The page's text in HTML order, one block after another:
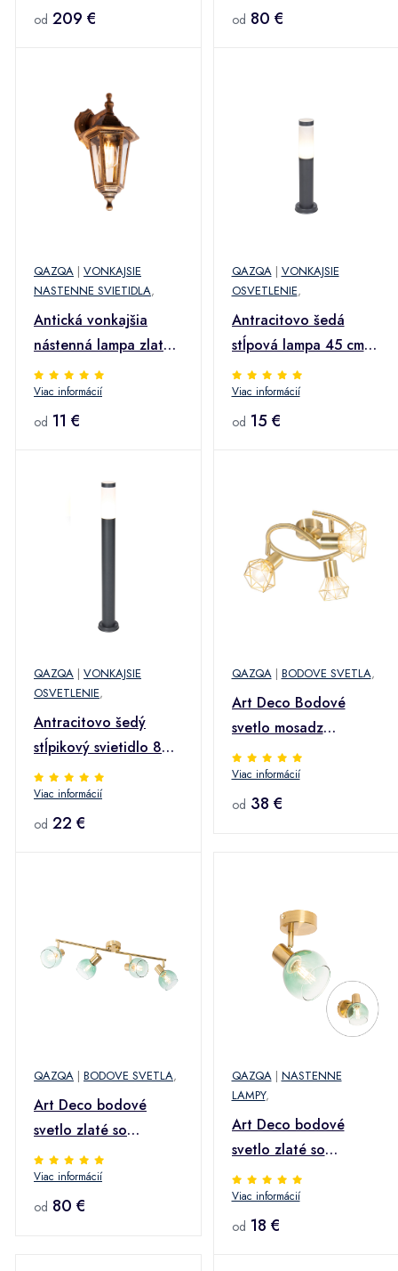
Jeana
od 209 € od 80 €
QAZQA | VONKAJSIE
NASTENNE SVIETIDLA,
Antická vonkajšia
nástenná lampa zlatá
IP44 - New Haven
Viac informácií
od 11 €
QAZQA| VONKAJSIE
OSVETLENIE,
Antracitovo šedá
stĺpová lampa 45 cm
IP44 - Rox
Viac informácií
od 15 €
QAZQA | VONKAJSIE
OSVETLENIE,
Antracitovo šedý
stĺpikový svietidlo 80
cm IP44 opál - Rox
Viac informácií
od 22 €
QAZQA| BODOVE SVETLA,
Art Deco Bodové
svetlo mosadz
nastaviteľné a
naklápateľné 3-svetlá -
Mosh
Viac informácií
od 38 €
QAZQA | BODOVE SVETLA,
Art Deco bodové
svetlo zlaté so
zeleným sklom 4-
žiarovkové - Vidro
Viac informácií
od 80 €
QAZQA| NASTENNE
LAMPY,
Art Deco bodové
svetlo zlaté so
zeleným sklom - Vidro
Viac informácií
od 18 €